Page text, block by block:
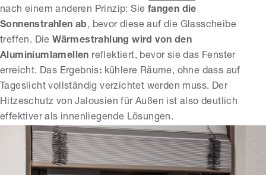
nach einem anderen Prinzip: Sie fangen die
Sonnenstrahlen ab, bevor diese auf die Glasscheibe
treffen. Die Wärmestrahlung wird von den
Aluminiumlamellen reflektiert, bevor sie das Fenster
erreicht. Das Ergebnis: kühlere Räume, ohne dass auf
Tageslicht vollständig verzichtet werden muss. Der
Hitzeschutz von Jalousien für Außen ist also deutlich
effektiver als innenliegende Lösungen.